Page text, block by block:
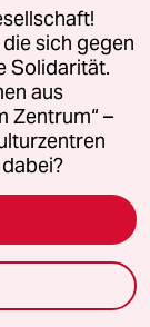
Form
auch
Unreife,
sich gegen
Solidarität.
aus
Zentrum“ –